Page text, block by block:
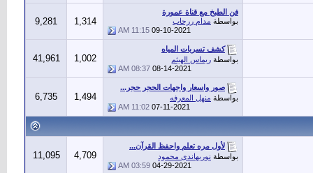
فن الطبخ مع قناة عمورة
بواسطة مدام ررحاب
09-10-2021
11:15 AM
1,314
9,281
كشف تسربات المياه
بواسطة ريماس الهيثم
08-14-2021
08:37 AM
1,002
41,961
صور واسعار واجهات الحجر حجر...
بواسطة منهل المعرفه
07-11-2021
11:02 AM
1,494
6,735
لأول مره تعلم واحفظ القرآن...
بواسطة نوريهاندى محمود
04-29-2021
03:59 AM
4,709
11,095